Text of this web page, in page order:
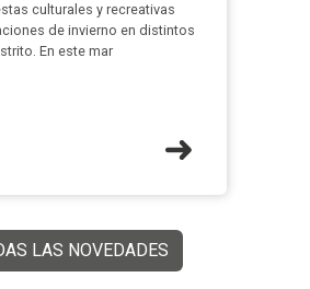
culturales y recreativas
de invierno en distintos
En este mar
LAS NOVEDADES